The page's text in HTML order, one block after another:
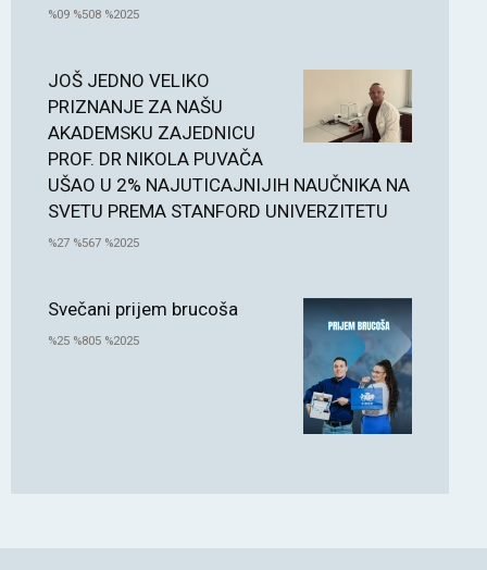
%09 %508 %2025
JOŠ JEDNO VELIKO
PRIZNANJE ZA NAŠU
AKADEMSKU ZAJEDNICU
PROF. DR NIKOLA PUVAČA
UŠAO U 2% NAJUTICAJNIJIH NAUČNIKA NA
SVETU PREMA STANFORD UNIVERZITETU
%27 %567 %2025
Svečani prijem brucoša
%25 %805 %2025